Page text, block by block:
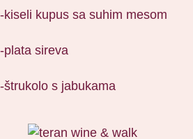
-kiseli kupus sa suhim mesom
-plata sireva
-štrukolo s jabukama